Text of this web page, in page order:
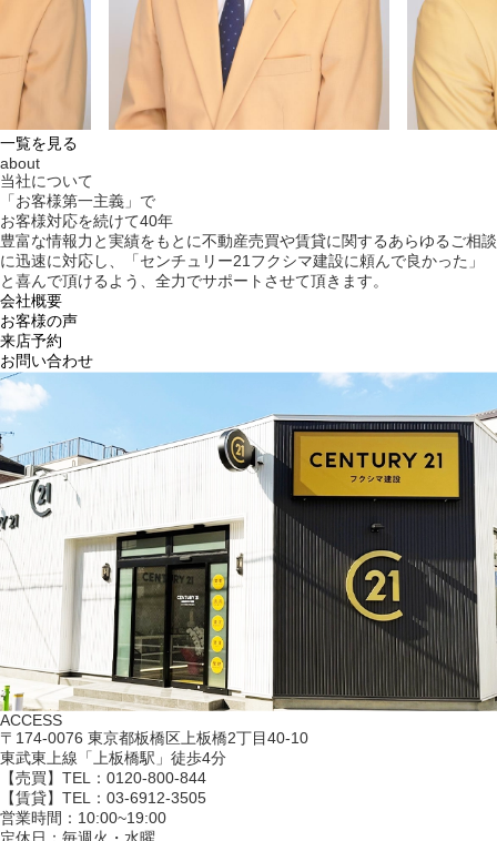
一覧を見る
about
当社について
「お客様第一主義」で
お客様対応を続けて40年
豊富な情報力と実績をもとに不動産売買や賃貸に関するあらゆるご相談
に迅速に対応し、「センチュリー21フクシマ建設に頼んで良かった」
と喜んで頂けるよう、全力でサポートさせて頂きます。
会社概要
お客様の声
来店予約
お問い合わせ
ACCESS
〒174-0076 東京都板橋区上板橋2丁目40-10
東武東上線「上板橋駅」徒歩4分
【売買】TEL：0120-800-844
【賃貸】TEL：03-6912-3505
営業時間：10:00~19:00
定休日：毎週火・水曜